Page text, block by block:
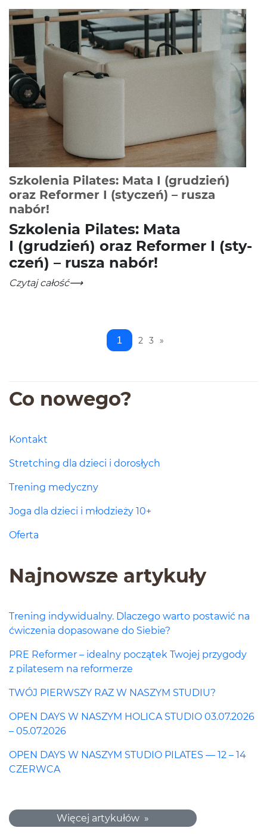
Szkolenia Pilates: Mata I (grudzień)
oraz Reformer I (styczeń) – rusza
nabór!
Szkole­nia Pilates: Mata
I (grudzień) oraz Reformer I (sty­
czeń) – rusza nabór!
Szkolenia Pilates: Mata I (grudzień) oraz Reformer I
-Czytaj całość
1 2 3 »
Co nowego?
Kontakt
Stretching dla dzieci i dorosłych
Trening medyczny
Joga dla dzieci i młodzieży 10+
Oferta
Najnowsze artykuły
Trening indywidualny. Dlaczego warto postawić na
ćwiczenia dopasowane do Siebie?
PRE Reformer – idealny początek Twojej przygody
z pilatesem na reformerze
TWÓJ PIERWSZY RAZ W NASZYM STUDIU?
OPEN DAYS W NASZYM HOLICA STUDIO 03.07.2026
– 05.07.2026
OPEN DAYS W NASZYM STUDIO PILATES — 12 – 14
CZERWCA
Więcej artykułów